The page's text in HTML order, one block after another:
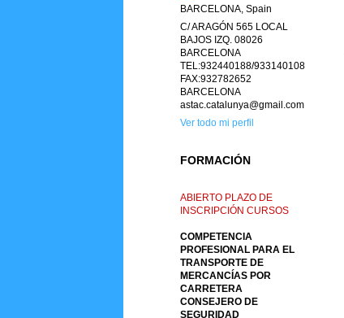
BARCELONA, Spain
C/ ARAGÓN 565 LOCAL
BAJOS IZQ. 08026
BARCELONA
TEL:932440188/933140108
FAX:932782652
BARCELONA
astac.catalunya@gmail.com
Ver todo mi perfil
FORMACIÓN
ABIERTO PLAZO DE
INSCRIPCIÓN CURSOS
COMPETENCIA
PROFESIONAL PARA EL
TRANSPORTE DE
MERCANCÍAS POR
CARRETERA
CONSEJERO DE
SEGURIDAD